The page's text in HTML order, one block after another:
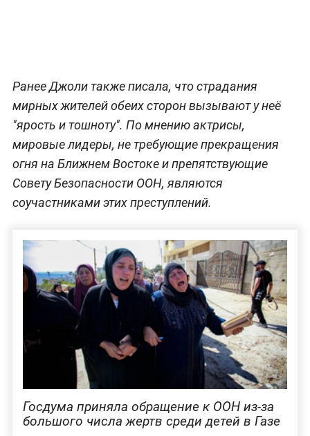
Ранее Джоли также писала, что страдания
мирных жителей обеих сторон вызывают у неё
"ярость и тошноту". По мнению актрисы,
мировые лидеры, не требующие прекращения
огня на Ближнем Востоке и препятствующие
Совету Безопасности ООН, являются
соучастниками этих преступлений.
Госдума приняла обращение к ООН из-за
большого числа жертв среди детей в Газе